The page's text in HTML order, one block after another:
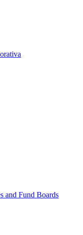
and Fund Boards